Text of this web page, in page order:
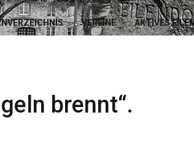
VEREINE AKTIVES
brennt“.